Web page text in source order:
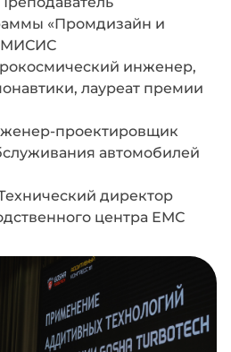
«Промдизайн и
МИСИС
инженер,
лауреат премии
проектировщик
автомобилей
директор
центра ЕМС